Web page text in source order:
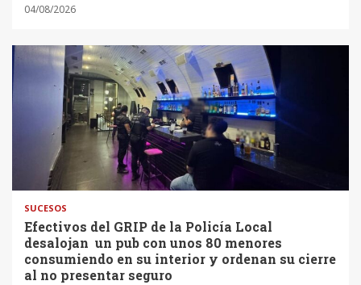
04/08/2026
SUCESOS
Efectivos del GRIP de la Policía Local
desalojan un pub con unos 80 menores
consumiendo en su interior y ordenan su cierre
al no presentar seguro